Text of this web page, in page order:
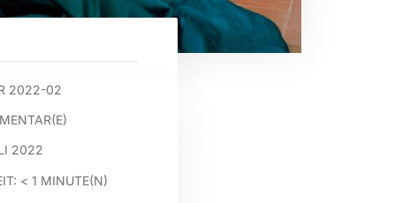
2022-02
2022
< 1 MINUTE(N)